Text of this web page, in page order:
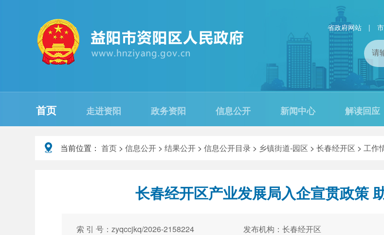
省政府网站 |
首页 走进资阳 政务资阳 信息公开 新闻中心 解读回应
当前位置： 首页 > 信息公开 > 结果公开 > 信息公开目录 > 乡镇街道-园区 > 长春经开区 > 工作
长春经开区产业发展局入企宣贯政策
索 引 号：zyqccjkq/2026-2158224 发布机构：长春经开区